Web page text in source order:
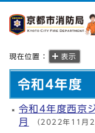
現在位置： 表示
令和4年度
令和4年度西京
月 （2022年11月